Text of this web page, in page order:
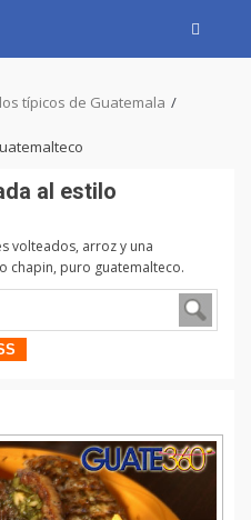
típicos de Guatemala
al estilo
volteados, arroz y una
chapin, puro guatemalteco.